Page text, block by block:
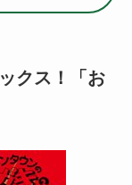
クス！「お